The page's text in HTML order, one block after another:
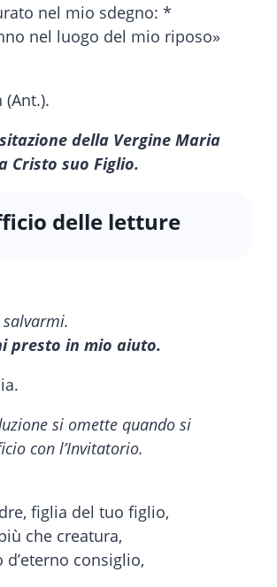
nel mio sdegno: *
nel luogo del mio riposo»
(Ant.).
della Vergine Maria
Cristo suo Figlio.
delle letture
presto in mio aiuto.
si omette quando si
con l’Invitatorio.
figlia del tuo figlio,
che creatura,
consiglio,